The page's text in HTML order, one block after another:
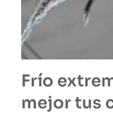
Frío
mejor tus